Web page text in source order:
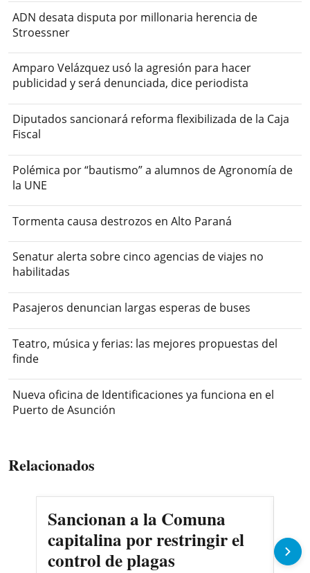
ADN desata disputa por millonaria herencia de
Stroessner
Amparo Velázquez usó la agresión para hacer
publicidad y será denunciada, dice periodista
Diputados sancionará reforma flexibilizada de la Caja
Fiscal
Polémica por “bautismo” a alumnos de Agronomía de
la UNE
Tormenta causa destrozos en Alto Paraná
Senatur alerta sobre cinco agencias de viajes no
habilitadas
Pasajeros denuncian largas esperas de buses
Teatro, música y ferias: las mejores propuestas del
finde
Nueva oficina de Identificaciones ya funciona en el
Puerto de Asunción
Relacionados
Sancionan a la Comuna
capitalina por restringir el
control de plagas